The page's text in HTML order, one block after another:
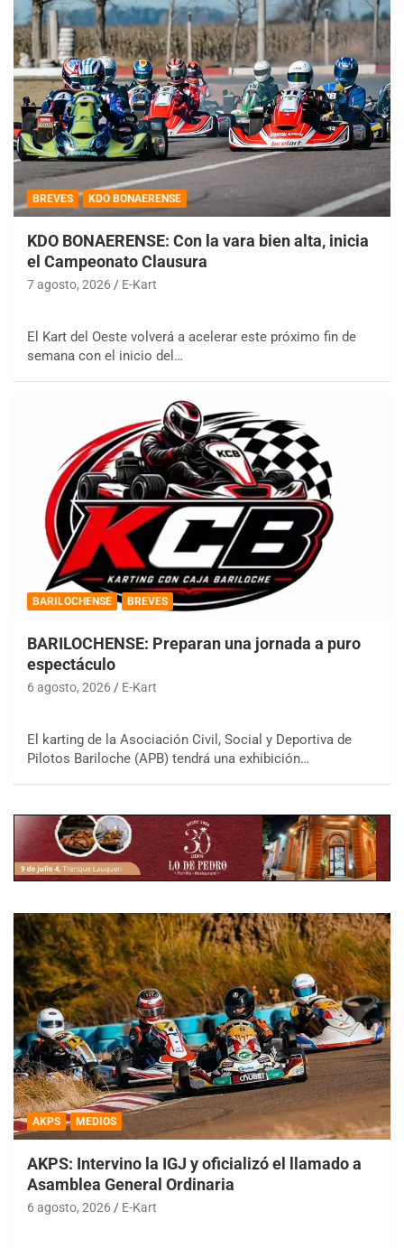
BREVES KDO BONAERENSE
KDO BONAERENSE: Con la vara bien alta, inicia
el Campeonato Clausura
7 agosto, 2026 E-Kart
El Kart del Oeste volverá a acelerar este próximo fin de
semana con el inicio del…
BARILOCHENSE BREVES
BARILOCHENSE: Preparan una jornada a puro
espectáculo
6 agosto, 2026 E-Kart
El karting de la Asociación Civil, Social y Deportiva de
Pilotos Bariloche (APB) tendrá una exhibición…
AKPS MEDIOS
AKPS: Intervino la IGJ y oficializó el llamado a
Asamblea General Ordinaria
6 agosto, 2026 E-Kart